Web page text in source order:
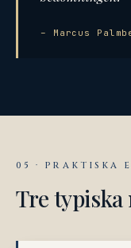
– Marcus
05 · PRAKTISKA
Tre typiska